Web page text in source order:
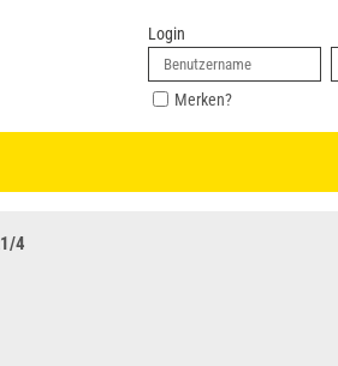
Login
Merken?
4